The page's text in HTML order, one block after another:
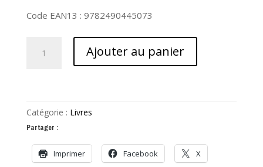
Code EAN13 : 9782490445073
La
rage
de
filmer
Ajouter au panier
Catégorie : Livres
Partager :
Imprimer Facebook X